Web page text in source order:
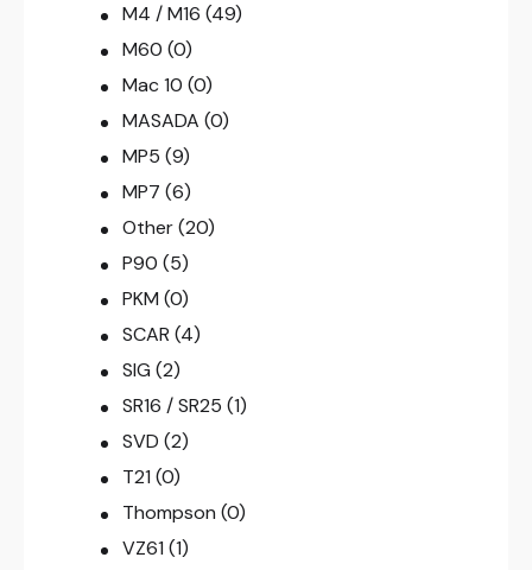
M4 / M16 (49)
M60 (0)
Mac 10 (0)
MASADA (0)
MP5 (9)
MP7 (6)
Other (20)
P90 (5)
PKM (0)
SCAR (4)
SIG (2)
SR16 / SR25 (1)
SVD (2)
T21 (0)
Thompson (0)
VZ61 (1)